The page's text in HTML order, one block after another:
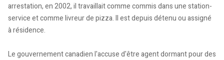
arrestation, en 2002, il travaillait comme commis dans une station-
service et comme livreur de pizza. Il est depuis détenu ou assigné
à résidence.
Le gouvernement canadien l'accuse d'être agent dormant pour des